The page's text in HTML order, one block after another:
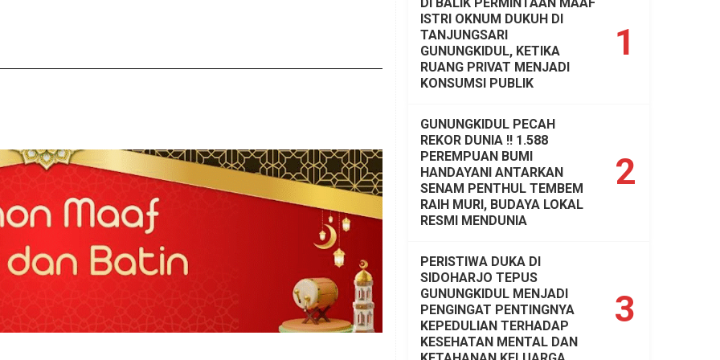
1
ISTRI OKNUM DUKUH DI
TANJUNGSARI
GUNUNGKIDUL, KETIKA
RUANG PRIVAT MENJADI
KONSUMSI PUBLIK
2
GUNUNGKIDUL PECAH
REKOR DUNIA !! 1.588
PEREMPUAN BUMI
HANDAYANI ANTARKAN
SENAM PENTHUL TEMBEM
RAIH MURI, BUDAYA LOKAL
RESMI MENDUNIA
3
PERISTIWA DUKA DI
SIDOHARJO TEPUS
GUNUNGKIDUL MENJADI
PENGINGAT PENTINGNYA
KEPEDULIAN TERHADAP
KESEHATAN MENTAL DAN